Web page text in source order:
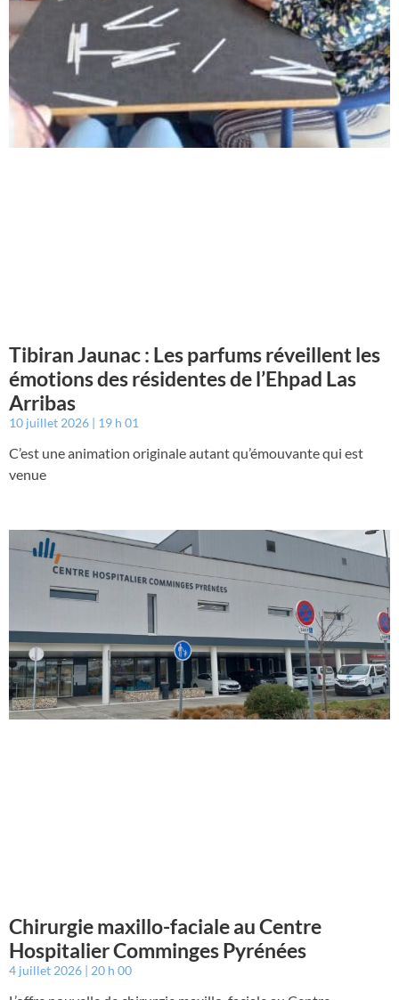
Tibiran Jaunac : Les parfums réveillent les
émotions des résidentes de l’Ehpad Las
Arribas
10 juillet 2026 19 h 01
C’est une animation originale autant qu’émouvante qui est
venue
Chirurgie maxillo-faciale au Centre
Hospitalier Comminges Pyrénées
4 juillet 2026 20 h 00